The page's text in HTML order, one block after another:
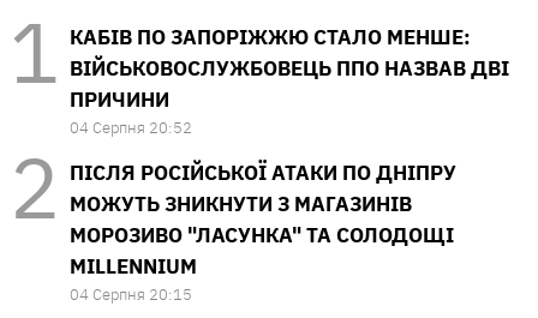
КАБІВ ПО ЗАПОРІЖЖЮ СТАЛО МЕНШЕ:
ВІЙСЬКОВОСЛУЖБОВЕЦЬ ППО НАЗВАВ ДВІ
ПРИЧИНИ
04 Серпня 20:52
ПІСЛЯ РОСІЙСЬКОЇ АТАКИ ПО ДНІПРУ
МОЖУТЬ ЗНИКНУТИ З МАГАЗИНІВ
МОРОЗИВО "ЛАСУНКА" ТА СОЛОДОЩІ
MILLENNIUM
04 Серпня 20:15